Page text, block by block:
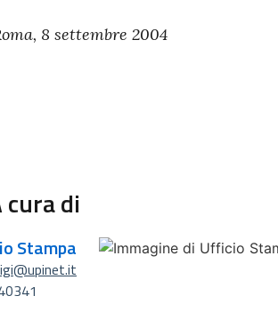
8 settembre 2004
cura di
Stampa